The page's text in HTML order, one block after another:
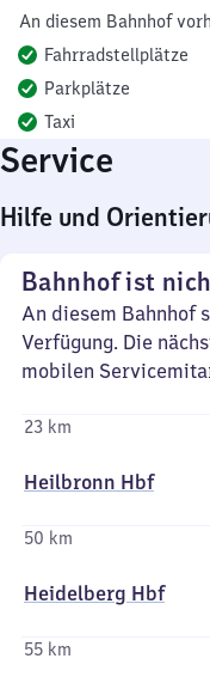
An diesem Bahnhof
Fahrradstellplätze
Parkplätze
Taxi
Service
Hilfe und
Bahnhof ist
An diesem Bahnhof
Verfügung. Die
mobilen
23 km
Heilbronn Hbf
50 km
Heidelberg Hbf
55 km